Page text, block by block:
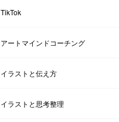
TikTok
アートマインドコーチング
イラストと伝え方
イラストと思考整理